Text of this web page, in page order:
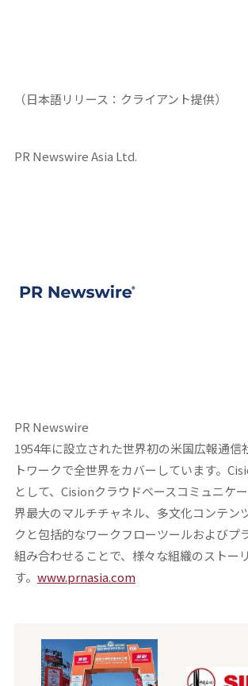
（日本語リリース：クライアント提供）
PR Newswire Asia Ltd.
PR Newswire
1954年に設立された世界初の米国広報通信
トワークで全世界をカバーしています。
として、Cisionクラウドベースコミュニケ
界最大のマルチチャネル、多文化コンテン
クと包括的なワークフローツールおよびプ
組み合わせることで、様々な組織のストー
す。 www.prnasia.com